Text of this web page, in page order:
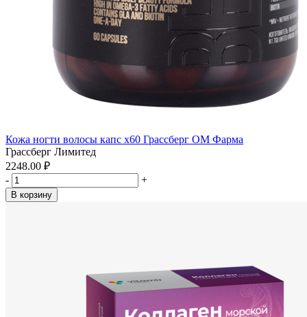
Кожа ногти волосы капс x60 Грассберг ОМ Фарма
Грассберг Лимитед
2248.00 ₽
-
+
В корзину